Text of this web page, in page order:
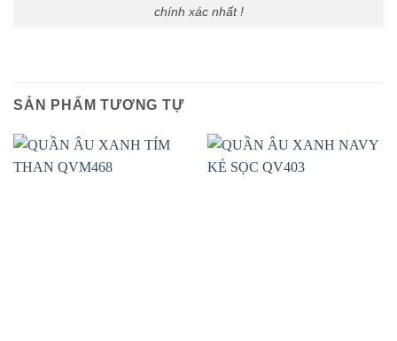
chính xác nhất !
SẢN PHẨM TƯƠNG TỰ